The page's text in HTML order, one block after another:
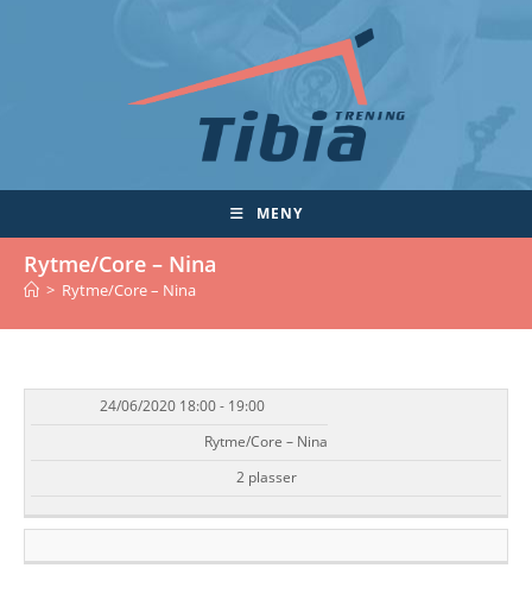
MENY
Rytme/Core – Nina
> Rytme/Core – Nina
DATO/TID EVENT TILGJENGELIGHET
24/06/2020 18:00 - 19:00
Rytme/Core – Nina
2 plasser